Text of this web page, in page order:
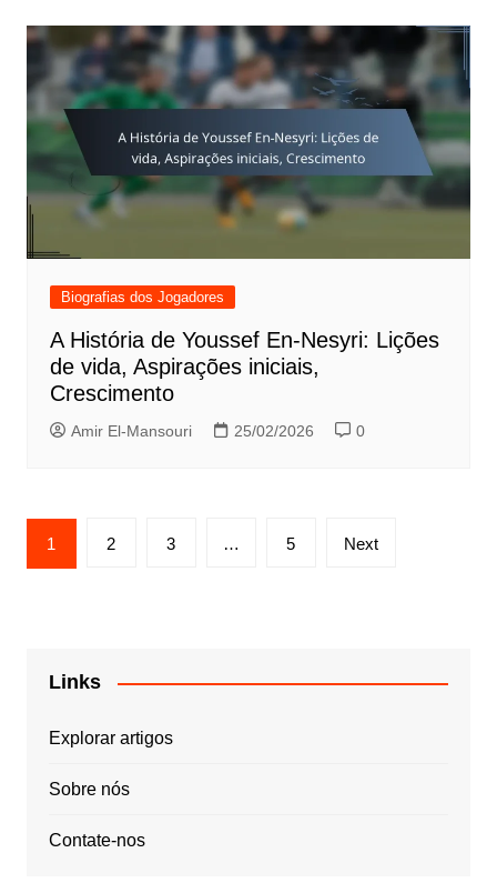
Biografias dos Jogadores
A História de Youssef En-Nesyri: Lições
de vida, Aspirações iniciais,
Crescimento
Amir El-Mansouri 25/02/2026 0
Posts
pagination
1 2 3 … 5 Next
Links
Explorar artigos
Sobre nós
Contate-nos